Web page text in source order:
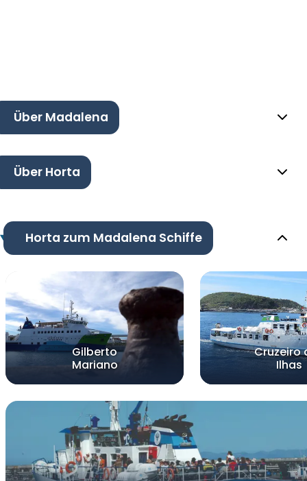
Über Madalena
Über Horta
Horta zum Madalena Schiffe
Gilberto
Mariano
Cruzeiro
Ilhas